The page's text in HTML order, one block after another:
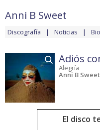
Anni B Sweet
Discografía Noticias
Adiós
Alegría
Anni B Sweet
El disco